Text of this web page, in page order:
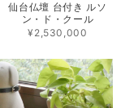
仙台仏壇 台付き ルソ
ン・ド・クール
¥2,530,000